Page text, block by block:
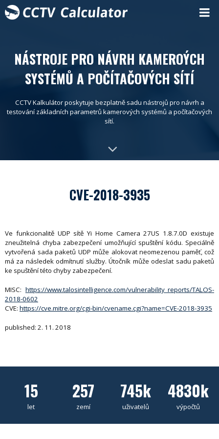
NÁSTROJE PRO NÁVRH KAMEROÝCH
SYSTÉMŮ A POČÍTAČOVÝCH SÍTÍ
CCTV Kalkulátor poskytuje bezplatně sadu nástrojů pro návrh a
testování základních parametrů kamerových systémů a počítačových
sítí.
CVE-2018-3935
Ve funkcionalitě UDP sítě Yi Home Camera 27US 1.8.7.0D existuje
zneužitelná chyba zabezpečení umožňující spuštění kódu. Speciálně
vytvořená sada paketů UDP může alokovat neomezenou paměť, což
má za následek odmítnutí služby. Útočník může odeslat sadu paketů
ke spuštění této chyby zabezpečení.
MISC: https://www.talosintelligence.com/vulnerability_reports/TALOS-
2018-0602
CVE: https://cve.mitre.org/cgi-bin/cvename.cgi?name=CVE-2018-3935
published: 2. 11. 2018
15
let
257
zemí
745k
uživatelů
4830k
výpočtů